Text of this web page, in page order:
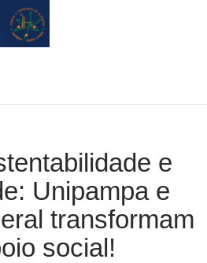
e
Unipampa e
transformam
social!